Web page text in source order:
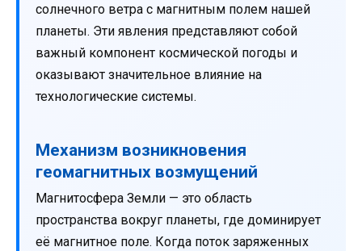
солнечного ветра с магнитным полем нашей
планеты. Эти явления представляют собой
важный компонент космической погоды и
оказывают значительное влияние на
технологические системы.
Механизм возникновения
геомагнитных возмущений
Магнитосфера Земли — это область
пространства вокруг планеты, где доминирует
её магнитное поле. Когда поток заряженных